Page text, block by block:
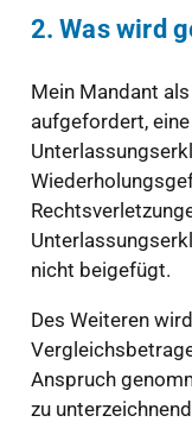
2. Was wird
Mein Mandant
aufgefordert,
nicht beigefügt.
Des Weiteren
Anspruch
zu